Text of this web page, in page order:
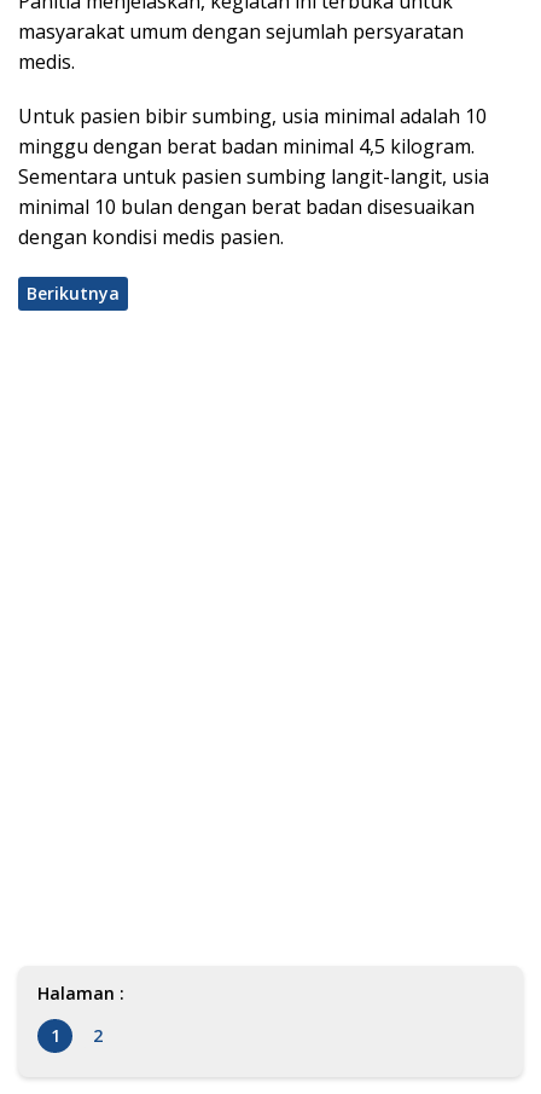
masyarakat umum dengan sejumlah persyaratan
medis.
Untuk pasien bibir sumbing, usia minimal adalah 10
minggu dengan berat badan minimal 4,5 kilogram.
Sementara untuk pasien sumbing langit-langit, usia
minimal 10 bulan dengan berat badan disesuaikan
dengan kondisi medis pasien.
Berikutnya
Halaman :
1
2